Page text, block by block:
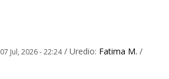
07 Jul, 2026 - 22:24 / Uredio: Fatima M. /